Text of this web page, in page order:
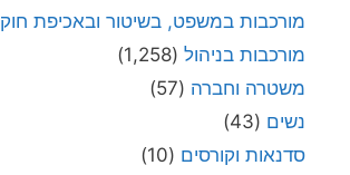
מורכבות במשפט, בשיטור ובאכיפת חוק
מורכבות בניהול (1,258)
משטרה וחברה (57)
נשים (43)
סדנאות וקורסים (10)